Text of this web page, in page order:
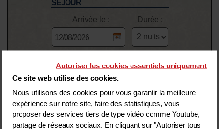
Autoriser les cookies essentiels uniquement
Ce site web utilise des cookies.
Nous utilisons des cookies pour vous garantir la meilleure
expérience sur notre site, faire des statistiques, vous
proposer des services tiers de type vidéo comme Youtube,
partage de réseaux sociaux. En cliquant sur "Autoriser tous
SÉJOUR
Arrivée le : Durée :
Nombre de chambre(s) :
Chambre 1
adultes
enfants